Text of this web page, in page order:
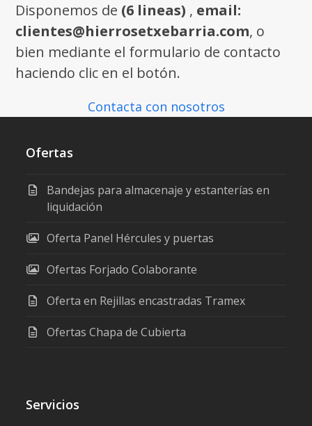
Disponemos de (6 lineas) , email:
clientes@hierrosetxebarria.com, o
bien mediante el formulario de contacto
haciendo clic en el botón.
Contacta con nosotros
Ofertas
Bandejas para almacenaje y estanterías en
liquidación
Oferta Panel Hércules y puertas
Ofertas Forjado Colaborante
Oferta en Rejillas encastradas Tramex
Ofertas Chapa de Cubierta
Servicios